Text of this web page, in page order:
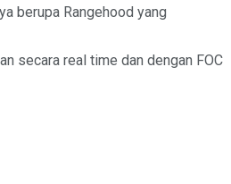
berupa Rangehood yang
secara real time dan dengan FOC